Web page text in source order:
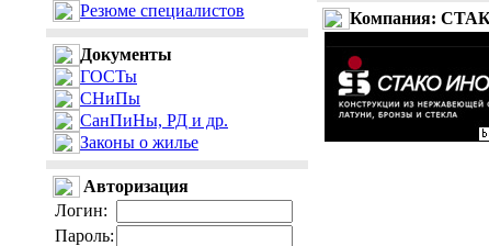
Резюме специалистов
Документы
ГОСТы
СНиПы
СанПиНы, РД и др.
Законы о жилье
Авторизация
Логин:
Пароль:
Компания: